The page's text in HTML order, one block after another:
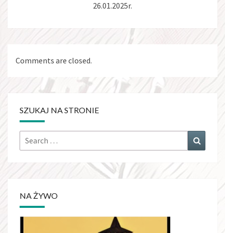
26.01.2025r.
Comments are closed.
SZUKAJ NA STRONIE
Search
for:
NA ŻYWO